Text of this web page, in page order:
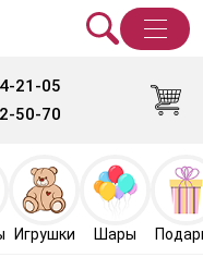
21-05
50-70
Игрушки Шары